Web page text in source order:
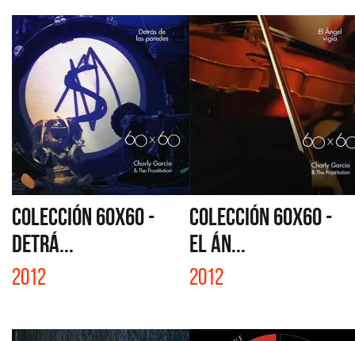
COLECCIÓN 60X60 -
DETRÁ...
2012
COLECCIÓN 60X60 -
EL ÁN...
2012